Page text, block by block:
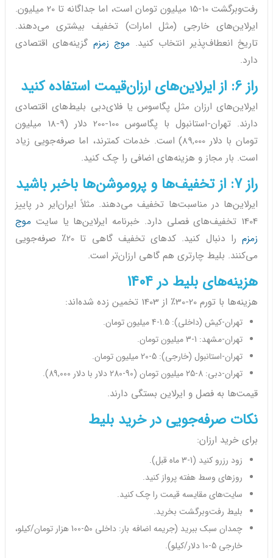
رفت‌وبرگشت 10-15 میلیون تومان است، اما جداگانه تا 20 میلیون.
ایرلاین‌های خارجی (مثل امارات) تخفیف بیشتری می‌دهند.
تاریخ انعطاف‌پذیر انتخاب کنید. موج زمزم گزینه‌های اقتصادی
دارد.
راز 6: از ایرلاین‌های ارزان‌قیمت استفاده کنید
ایرلاین‌های ارزان مثل پگاسوس یا فلای‌دبی بلیط‌های اقتصادی
دارند. تهران-استانبول با پگاسوس 100-200 دلار (9-18 میلیون
تومان با دلار 89,000) است. خدمات کمترند، اما صرفه‌جویی زیاد
است. بار مجاز و هزینه‌های اضافی را چک کنید.
راز 7: از تخفیف‌ها و پروموشن‌ها باخبر باشید
ایرلاین‌ها در مناسبت‌ها تخفیف می‌دهند. مثلاً ایران‌ایر در پاییز
1404 تخفیف‌های فصلی دارد. خبرنامه ایرلاین‌ها یا سایت
موج
زمزم
را دنبال کنید. کدهای تخفیف گاهی تا 20٪ صرفه‌جویی
می‌کنند. بلیط چارتری هم گاهی ارزان‌تر است.
هزینه‌های بلیط در 1404
هزینه‌ها با تورم 20-30٪ از 1403 تخمین زده شده‌اند:
تهران-کیش (داخلی): 1.5-4 میلیون تومان.
تهران-مشهد: 1-3 میلیون تومان.
تهران-استانبول (خارجی): 5-20 میلیون تومان.
تهران-دبی: 8-25 میلیون تومان (90-280 دلار با دلار 89,000).
قیمت‌ها به فصل و ایرلاین بستگی دارند.
نکات صرفه‌جویی در خرید بلیط
برای خرید ارزان:
زود رزرو کنید (1-3 ماه قبل).
روزهای وسط هفته پرواز کنید.
سایت‌های مقایسه قیمت را چک کنید.
بلیط رفت‌وبرگشت بخرید.
چمدان سبک ببرید (جریمه اضافه بار: داخلی 50-100 هزار تومان/کیلو،
خارجی 5-10 دلار/کیلو).